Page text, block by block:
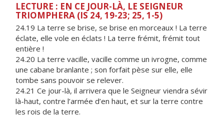
LECTURE : EN CE JOUR-LÀ, LE SEIGNEUR
TRIOMPHERA (IS 24, 19-23; 25, 1-5)
24.19 La terre se brise, se brise en morceaux ! La terre
éclate, elle vole en éclats ! La terre frémit, frémit tout
entière !
24.20 La terre vacille, vacille comme un ivrogne, comme
une cabane branlante ; son forfait pèse sur elle, elle
tombe sans pouvoir se relever.
24.21 Ce jour-là, il arrivera que le Seigneur viendra sévir
là-haut, contre l’armée d’en haut, et sur la terre contre
les rois de la terre.